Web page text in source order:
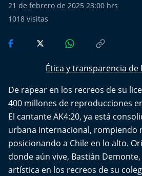
Realizadores
Retropop
De Plato en Plato
Los Inestables
Más de 100 Días
Tu Mereces Ser Feliz
Efemérides
21 de febrero de 2025 23:00 hrs
1018 visitas
Ética y transparencia de
De rapear en los recreos de su
400 millones de reproducciones
El cantante AK4:20, ya está
urbana internacional, rompiendo
posicionando a Chile en lo alto.
donde aún vive, Bastián
artística en los recreos de su